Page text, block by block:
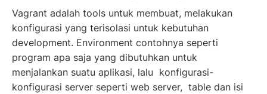
Vagrant adalah tools untuk membuat, melakukan
konfigurasi yang terisolasi untuk kebutuhan
development. Environment contohnya seperti
program apa saja yang dibutuhkan untuk
menjalankan suatu aplikasi, lalu konfigurasi-
konfigurasi server seperti web server, table dan isi